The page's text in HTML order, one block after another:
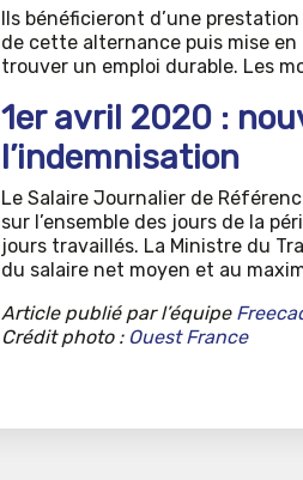
Ils bénéficieront d’une
de cette alternance puis mise
trouver un emploi durable. Les
1er avril 2020 :
l’indemnisation
Le Salaire Journalier de
sur l’ensemble des jours de la
jours travaillés. La Ministre du
du salaire net moyen et au
Article publié par l’équipe
Crédit photo : Ouest France